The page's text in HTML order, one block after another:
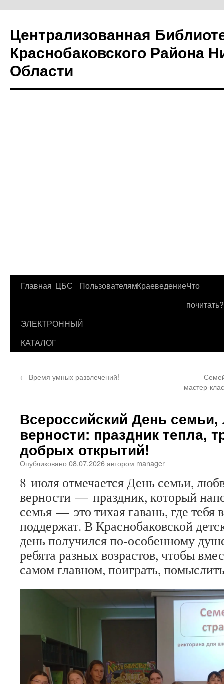
Централизованная
Краснобаковского Района
Области
Перейти
содержимому
Главная ЦБС ПользователямКраеведениеЧто
почитать?
ЭЛЕКТРОННЫЙ
КАТАЛОГ
← Время умных развлечений!
мастер-
Всероссийский День
верности: праздник тепла,
добрых открытий!
Опубликовано 08.07.2026автором manager
8 июля отмечается День семьи,
верности — праздник, который
семья — это тихая гавань, где тебя
поддержат. В Краснобаковской
день получился по-особенному
ребята разных возрастов, чтобы
самом главном, поиграть,